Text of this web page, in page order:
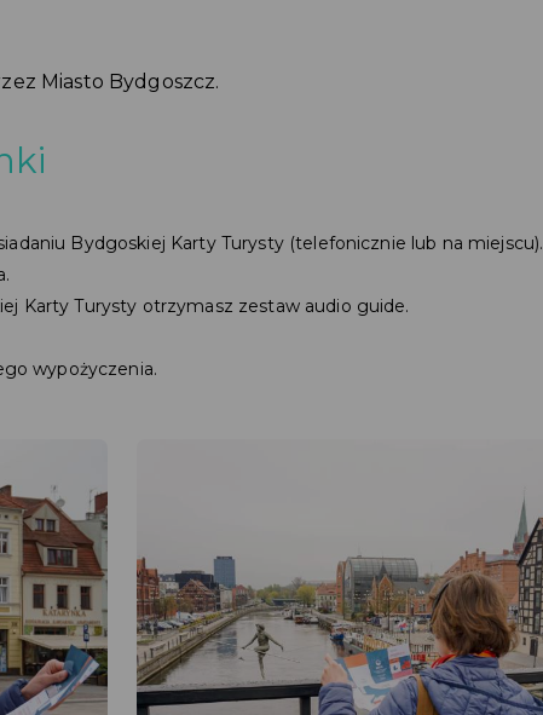
Miasto Bydgoszcz.
Bydgoskiej Karty Turysty (telefonicznie lub na miejscu).
Karty Turysty otrzymasz zestaw audio guide.
wypożyczenia.